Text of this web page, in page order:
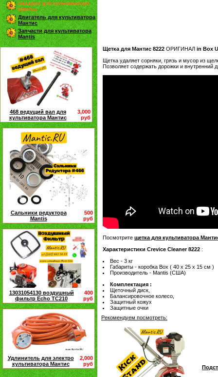
Насадки для культиватора
Мантис
Двигатель для культиватора
Мантис
Запчасти для культиватора
Mantis
468 ведущий вал для
культиватора Мантис
3,000
руб
Сальники редуктора
Mantis
500
руб
13031054130 воздушный
фильтр Echo TC210
400
руб
Удлинитель для электро
культиватора Мантис
2,000
руб
Щетка для Мантис 8222 ОРИГИНАЛ in Box
Щетка удаляет сорняки, грязь и мусор из
Позволяет содержать дорожки и внутренний
Посмотрите щетка для культиватора
Характеристики Crevice Cleaner 8222 :
Вес - 3 кг
Габариты - коробка Box ( 40 х 25 х 15 см )
Производитель - Mantis (США)
Комплектация :
Щеточный диск,
Балансировочное колесо,
Защитный кожух
Защитные очки
Рекомендуем посмотреть: